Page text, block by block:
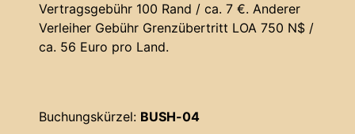
Vertragsgebühr 100 Rand / ca. 7 €. Anderer
Verleiher Gebühr Grenzübertritt LOA 750 N$ /
ca. 56 Euro pro Land.
Buchungskürzel: BUSH-04